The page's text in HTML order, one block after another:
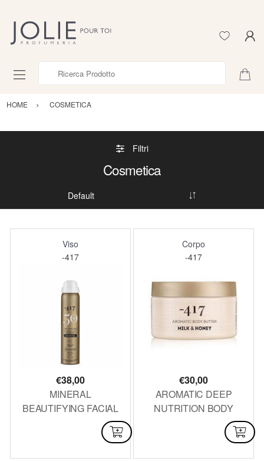
HOME COSMETICA
Filtri
Cosmetica
Viso
-417
€38,00
MINERAL
BEAUTIFYING FACIAL
DEFENSE MIST SPF 50
Corpo
-417
€30,00
AROMATIC DEEP
NUTRITION BODY
BUTTER MILK &
HONEY 250 ML